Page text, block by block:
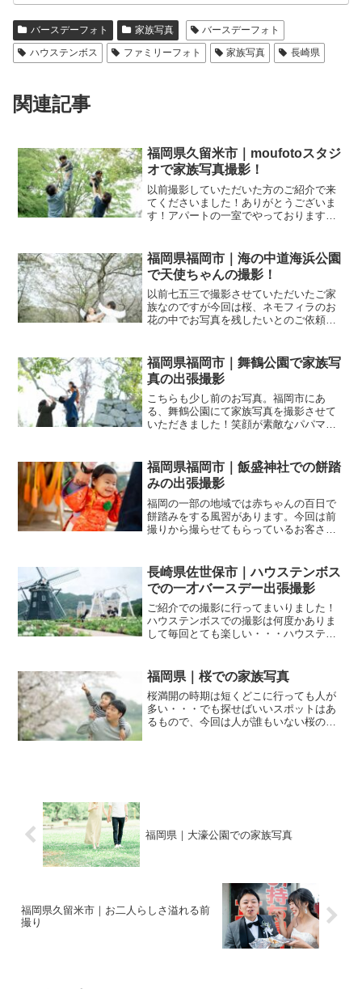
バースデーフォト 家族写真
バースデーフォト
ハウステンボス
ファミリーフォト 家族写真 長崎県
関連記事
福岡県久留米市｜moufotoスタジ
オで家族写真撮影！
以前撮影していただいた方のご紹介で来
てくださいました！ありがとうございま
す！アパートの一室でやっておりますの
トでのご依頼をいただいております！お
誕生日フォトパパとママが...
福岡県福岡市｜海の中道海浜公園
で天使ちゃんの撮影！
以前七五三で撮影させていただいたご家
族なのですが今回は桜、ネモフィラのお
花の中でお写真を残したいとのご依頼を
ててくれてすぐにこの表情くれました。
笑顔も天使桜とネモフィラ...
福岡県福岡市｜舞鶴公園で家族写
真の出張撮影
こちらも少し前のお写真。福岡市にあ
る、舞鶴公園にて家族写真を撮影させて
いただきました！笑顔が素敵なパパママ
なかファンキーに仕上がってて可愛
い・・・本当にありがとうござい...
福岡県福岡市｜飯盛神社での餅踏
みの出張撮影
福岡の一部の地域では赤ちゃんの百日で
餅踏みをする風習があります。今回は前
撮りから撮らせてもらっているお客さ
なるとこのポーズ、嬉しい。ご祈祷を行
います。飯盛神社はご祈祷...
長崎県佐世保市｜ハウステンボス
での一才バースデー出張撮影
ご紹介での撮影に行ってまいりました！
ハウステンボスでの撮影は何度かありま
して毎回とても楽しい・・・ハウステン
話結婚式の前撮りやフォトウェディング
などドレスやタキシードな...
福岡県｜桜での家族写真
桜満開の時期は短くどこに行っても人が
多い・・・でも探せばいいスポットはあ
るもので、今回は人が誰もいない桜の下
福岡県｜大濠公園での家族写真
福岡県久留米市｜お二人らしさ溢れる前
撮り